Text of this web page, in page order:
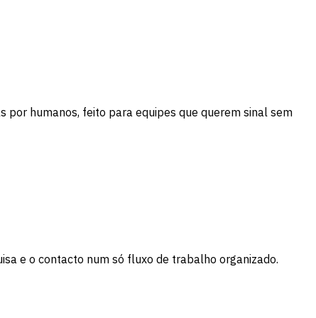
humanos, feito para equipes que querem sinal sem
e o contacto num só fluxo de trabalho organizado.